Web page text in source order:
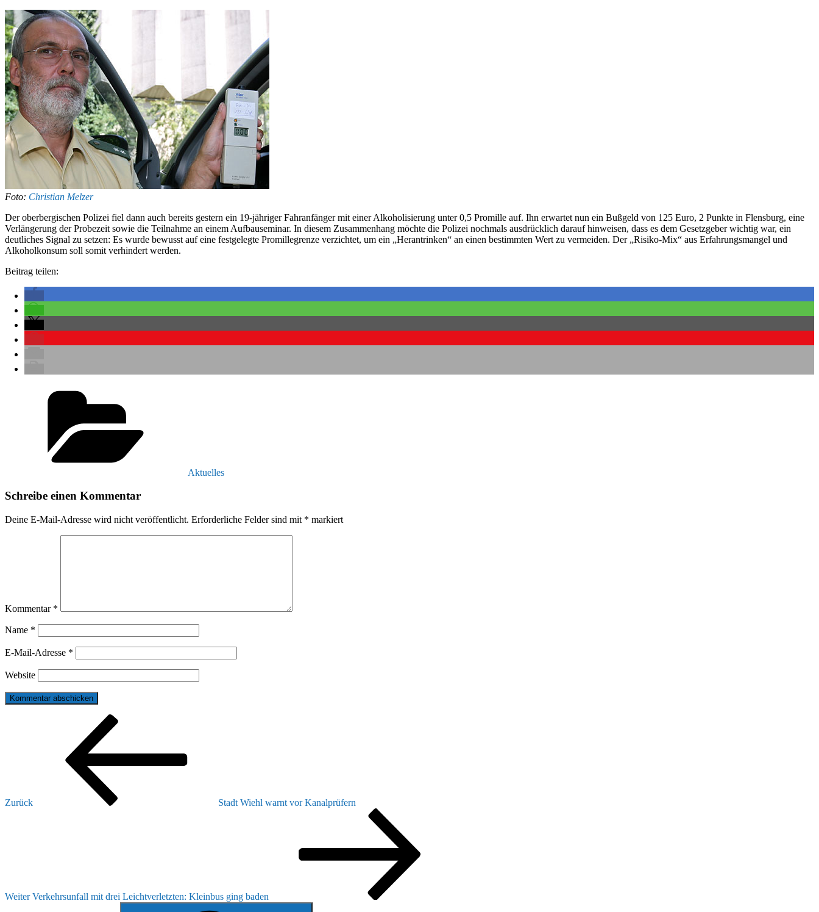
Foto: Christian Melzer
Der oberbergischen Polizei fiel dann auch bereits gestern ein 19-jähriger Fahranfänger mit einer Alkoholisierung unter 0,5 Promille auf. Ihn erwartet nun ein Bußgeld von 125 Euro, 2 Punkte in Flensburg, eine
Verlängerung der Probezeit sowie die Teilnahme an einem Aufbauseminar. In diesem Zusammenhang möchte die Polizei nochmals ausdrücklich darauf hinweisen, dass es dem Gesetzgeber wichtig war, ein
deutliches Signal zu setzen: Es wurde bewusst auf eine festgelegte Promillegrenze verzichtet, um ein „Herantrinken“ an einen bestimmten Wert zu vermeiden. Der „Risiko-Mix“ aus Erfahrungsmangel und
Alkoholkonsum soll somit verhindert werden.
Beitrag teilen:
Aktuelles
Schreibe einen Kommentar
Deine E-Mail-Adresse wird nicht veröffentlicht. Erforderliche Felder sind mit * markiert
Kommentar *
Name *
E-Mail-Adresse *
Website
Beitragsnavigation
Zurück
Stadt Wiehl warnt vor Kanalprüfern
Weiter Verkehrsunfall mit drei Leichtverletzten: Kleinbus ging baden